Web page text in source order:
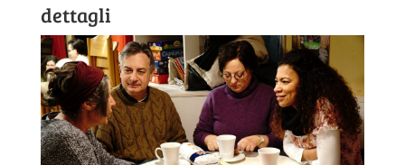
dettagli